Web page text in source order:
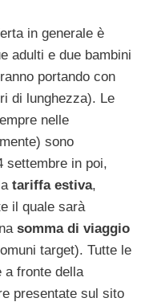
in generale è
adulti e due bambini
portando con
di lunghezza). Le
nelle
sono
settembre in poi,
tariffa estiva,
il quale sarà
somma di viaggio
target). Tutte le
a fronte della
presentate sul sito